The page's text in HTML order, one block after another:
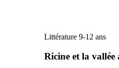
Littérature 9-12 ans
Ricine et la vallée